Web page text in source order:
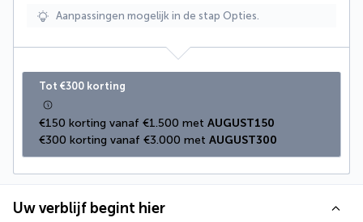
Aanpassingen mogelijk in de stap Opties.
Tot €300 korting
€150 korting vanaf €1.500 met AUGUST150
€300 korting vanaf €3.000 met AUGUST300
Uw verblijf begint hier